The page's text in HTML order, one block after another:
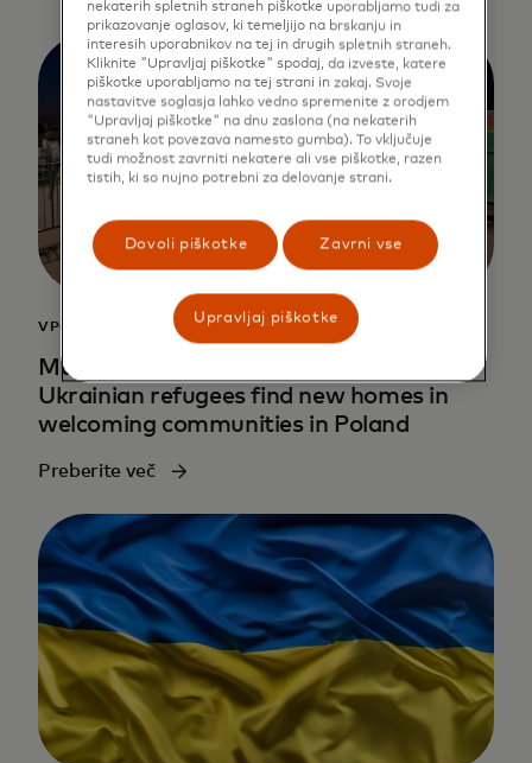
VPOGLEDI V PODATKE
Mapping hope: How data is helping
Ukrainian refugees find new homes in
welcoming communities in Poland
Preberite več
nekaterih spletnih straneh piškotke uporabljamo tudi za
prikazovanje oglasov, ki temeljijo na brskanju in
interesih uporabnikov na tej in drugih spletnih straneh.
Kliknite "Upravljaj piškotke" spodaj, da izveste, katere
piškotke uporabljamo na tej strani in zakaj. Svoje
nastavitve soglasja lahko vedno spremenite z orodjem
"Upravljaj piškotke" na dnu zaslona (na nekaterih
straneh kot povezava namesto gumba). To vključuje
tudi možnost zavrniti nekatere ali vse piškotke, razen
tistih, ki so nujno potrebni za delovanje strani.
Dovoli piškotke Zavrni vse
Upravljaj piškotke